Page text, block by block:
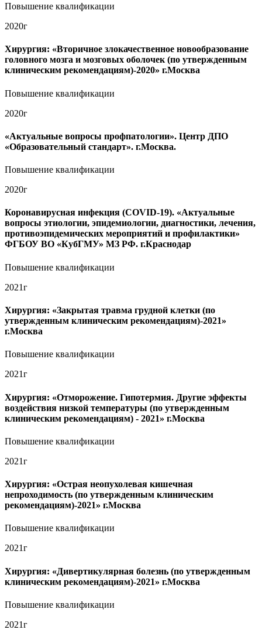
Повышение квалификации
2020г
Хирургия: «Вторичное злокачественное новообразование
головного мозга и мозговых оболочек (по утвержденным
клиническим рекомендациям)-2020» г.Москва
Повышение квалификации
2020г
«Актуальные вопросы профпатологии». Центр ДПО
«Образовательный стандарт». г.Москва.
Повышение квалификации
2020г
Коронавирусная инфекция (COVID-19). «Актуальные
вопросы этиологии, эпидемиологии, диагностики, лечения,
противоэпидемических мероприятий и профилактики»
ФГБОУ ВО «КубГМУ» МЗ РФ. г.Краснодар
Повышение квалификации
2021г
Хирургия: «Закрытая травма грудной клетки (по
утвержденным клиническим рекомендациям)-2021»
г.Москва
Повышение квалификации
2021г
Хирургия: «Отморожение. Гипотермия. Другие эффекты
воздействия низкой температуры (по утвержденным
клиническим рекомендациям) - 2021» г.Москва
Повышение квалификации
2021г
Хирургия: «Острая неопухолевая кишечная
непроходимость (по утвержденным клиническим
рекомендациям)-2021» г.Москва
Повышение квалификации
2021г
Хирургия: «Дивертикулярная болезнь (по утвержденным
клиническим рекомендациям)-2021» г.Москва
Повышение квалификации
2021г